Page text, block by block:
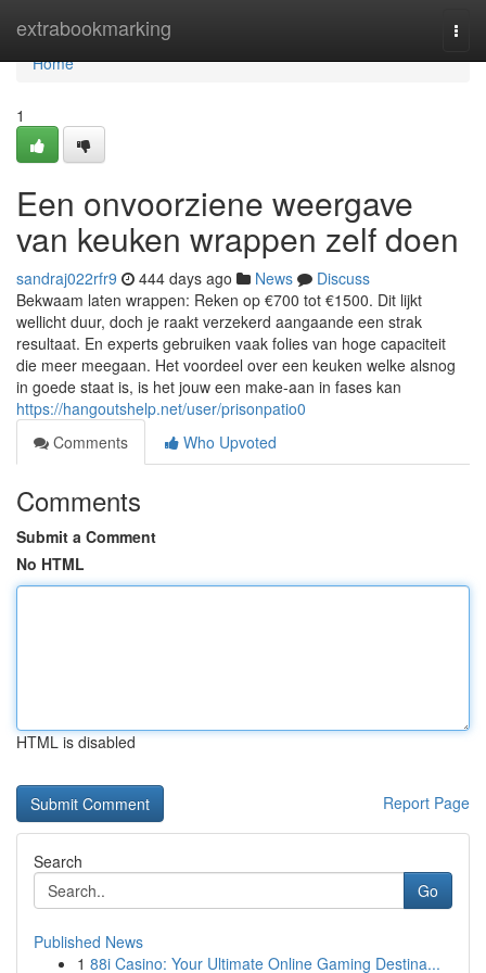
extrabookmarking
Home
Home
1
Een onvoorziene weergave
van keuken wrappen zelf doen
sandraj022rfr9 444 days ago News
Discuss
Bekwaam laten wrappen: Reken op €700 tot €1500. Dit lijkt
wellicht duur, doch je raakt verzekerd aangaande een strak
resultaat. En experts gebruiken vaak folies van hoge capaciteit
die meer meegaan. Het voordeel over een keuken welke alsnog
in goede staat is, is het jouw een make-aan in fases kan
https://hangoutshelp.net/user/prisonpatio0
Comments
Who Upvoted
Comments
Submit a Comment
No HTML
HTML is disabled
Report Page
Search
Go
Published News
1 88i Casino: Your Ultimate Online Gaming Destina...